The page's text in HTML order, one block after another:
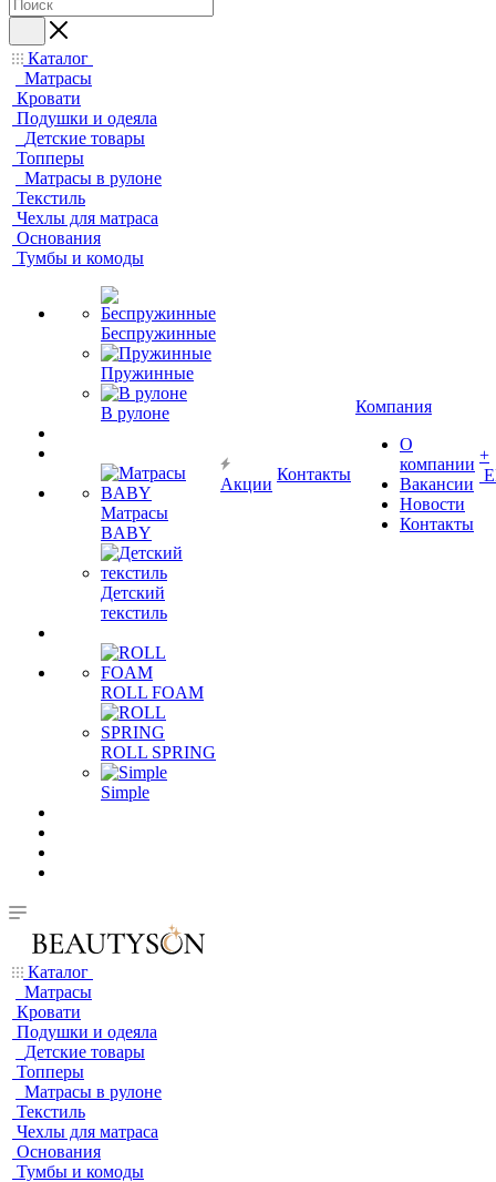
Каталог
Матрасы
Кровати
Подушки и одеяла
Детские товары
Топперы
Матрасы в рулоне
Текстиль
Чехлы для матраса
Основания
Тумбы и комоды
Беспружинные
Пружинные
В рулоне
Матрасы
BABY
Детский
текстиль
ROLL FOAM
ROLL SPRING
Simple
Акции
Контакты
Компания
О
компании
Вакансии
Новости
Контакты
+
Каталог
Матрасы
Кровати
Подушки и одеяла
Детские товары
Топперы
Матрасы в рулоне
Текстиль
Чехлы для матраса
Основания
Тумбы и комоды